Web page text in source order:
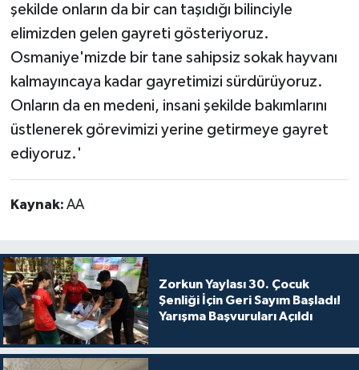
şekilde onların da bir can taşıdığı bilinciyle
elimizden gelen gayreti gösteriyoruz.
Osmaniye'mizde bir tane sahipsiz sokak hayvanı
kalmayıncaya kadar gayretimizi sürdürüyoruz.
Onların da en medeni, insani şekilde bakımlarını
üstlenerek görevimizi yerine getirmeye gayret
ediyoruz.'
Kaynak: AA
Zorkun Yaylası 30. Çocuk
Şenliği İçin Geri Sayım Başladı!
Yarışma Başvuruları Açıldı